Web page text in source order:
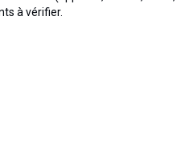
à vérifier.